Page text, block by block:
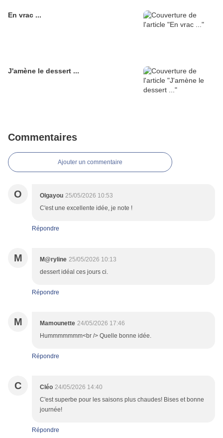
En vrac ...
J'amène le dessert ...
Commentaires
Ajouter un commentaire
O Olgayou 25/05/2026 10:53
C'est une excellente idée, je note !
Répondre
M M@ryline 25/05/2026 10:13
dessert idéal ces jours ci.
Répondre
M Mamounette 24/05/2026 17:46
Hummmmmmm<br /> Quelle bonne idée.
Répondre
C Cléo 24/05/2026 14:40
C'est superbe pour les saisons plus chaudes! Bises et bonne
journée!
Répondre